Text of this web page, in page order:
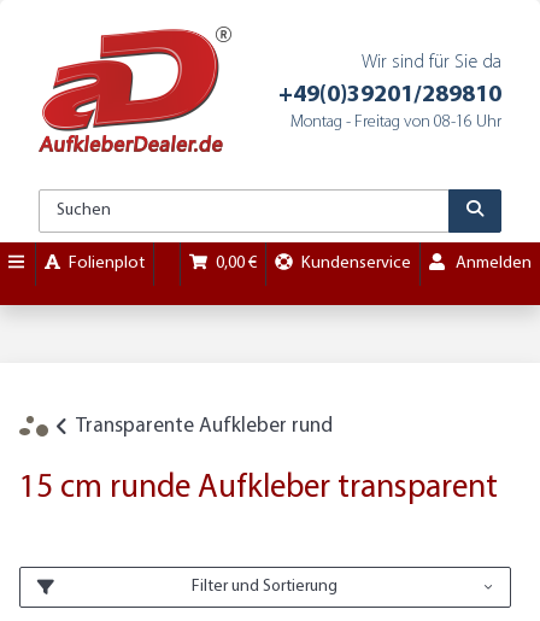
Wir sind für Sie da
+49(0)39201/289810
Montag - Freitag von 08-16 Uhr
Folienplot 0,00 € Kundenservice Anmelden
Transparente Aufkleber rund
15 cm runde Aufkleber transparent
Filter und Sortierung